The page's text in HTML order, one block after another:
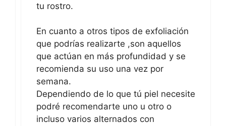
tu rostro.
En cuanto a otros tipos de exfoliación
que podrías realizarte ,son aquellos
que actúan en más profundidad y se
recomienda su uso una vez por
semana.
Dependiendo de lo que tú piel necesite
podré recomendarte uno u otro o
incluso varios alternados con